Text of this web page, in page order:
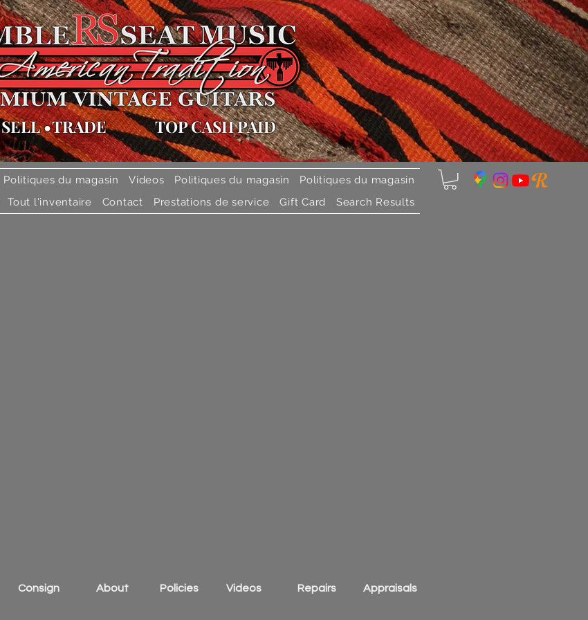
SELL•TRADE TOP CASH PAID
Politiques du magasin Videos Politiques du magasin
Politiques du magasin
Tout l'inventaire Contact Prestations de service Gift Card Search Results
Consign About Policies Videos Repairs Appraisals